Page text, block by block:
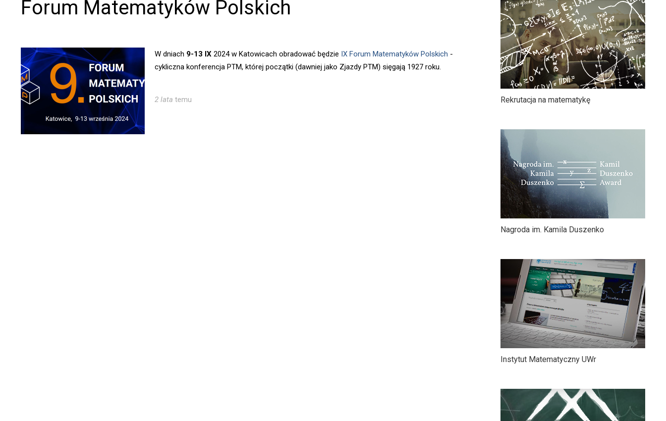
Forum Matematyków Polskich
W dniach 9-13 IX 2024 w Katowicach obradować będzie IX Forum Matematyków Polskich -
cykliczna konferencja PTM, której początki (dawniej jako Zjazdy PTM) sięgają 1927 roku.
2 lata temu Rekrutacja na matematykę
Nagroda im. Kamila Duszenko
Instytut Matematyczny UWr